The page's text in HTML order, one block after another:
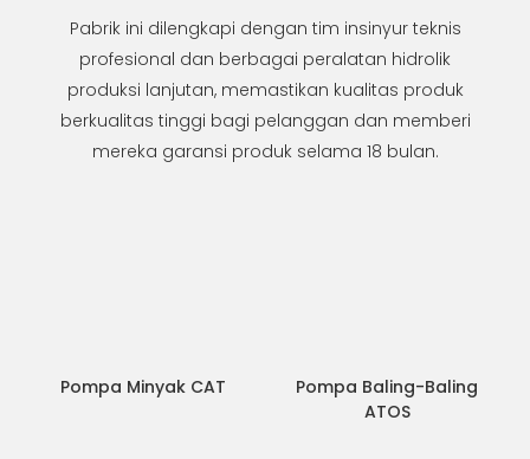
Pabrik ini dilengkapi dengan tim insinyur teknis
profesional dan berbagai peralatan hidrolik
produksi lanjutan, memastikan kualitas produk
berkualitas tinggi bagi pelanggan dan memberi
mereka garansi produk selama 18 bulan.
Pompa Minyak CAT
Pompa Baling-Baling
ATOS